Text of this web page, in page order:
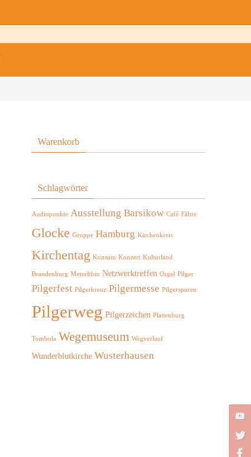
Warenkorb
Schlagwörter
Audiopunkte Ausstellung Barsikow Café Fähre
Glocke Gruppe Hamburg Kirchenkreis
Kirchentag Konsum Konzert Kulturland
Brandenburg Metzelthin Netzwerktreffen Orgel Pilger
Pilgerfest Pilgerkreuz Pilgermesse Pilgerspuren
Pilgerweg Pilgerzeichen Plattenburg
Tombola Wegemuseum Wegverlauf
Wunderblutkirche Wusterhausen